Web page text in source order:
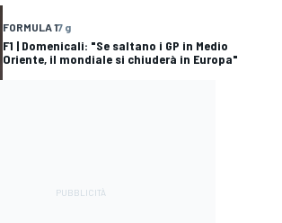
FORMULA 17 g
F1 | Domenicali: "Se saltano i GP in Medio
Oriente, il mondiale si chiuderà in Europa"